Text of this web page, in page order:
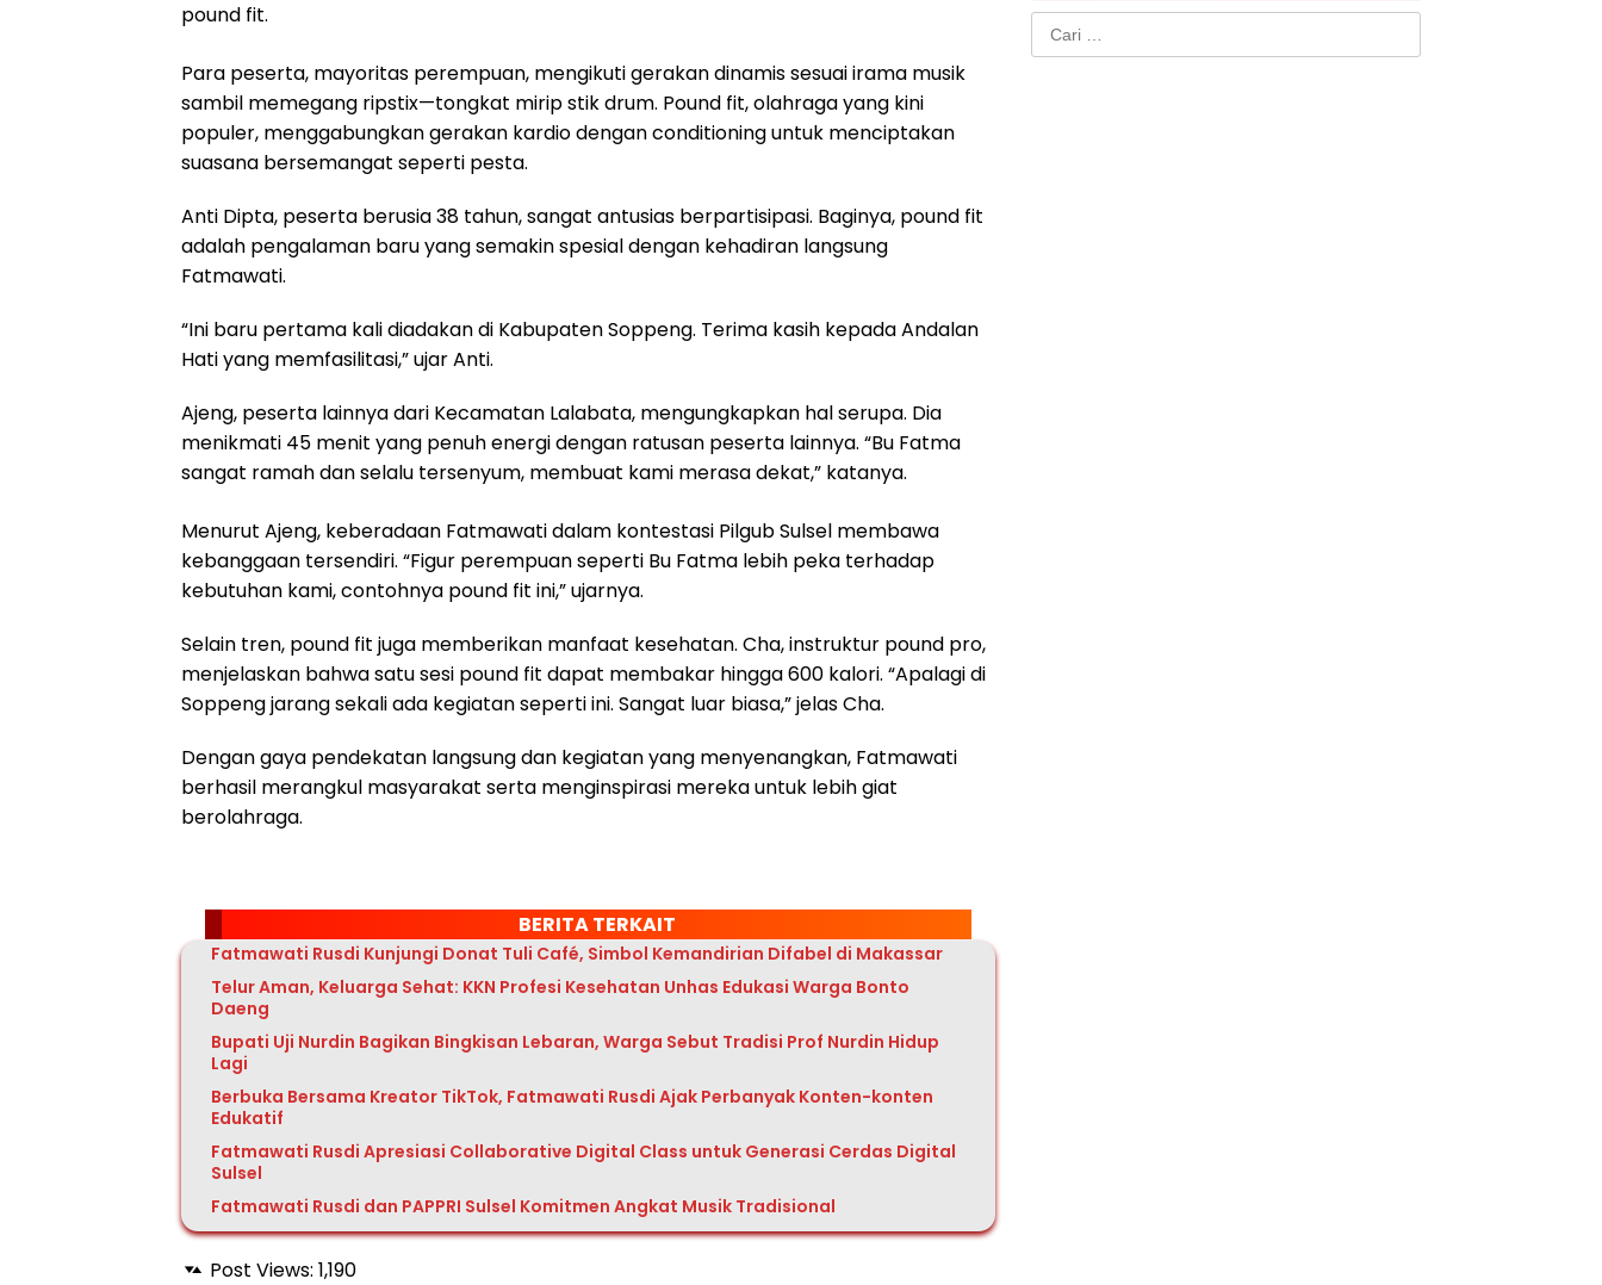
pound fit.
Para peserta, mayoritas perempuan, mengikuti gerakan dinamis sesuai irama musik
sambil memegang ripstix—tongkat mirip stik drum. Pound fit, olahraga yang kini
populer, menggabungkan gerakan kardio dengan conditioning untuk menciptakan
suasana bersemangat seperti pesta.
Anti Dipta, peserta berusia 38 tahun, sangat antusias berpartisipasi. Baginya, pound fit
adalah pengalaman baru yang semakin spesial dengan kehadiran langsung
Fatmawati.
“Ini baru pertama kali diadakan di Kabupaten Soppeng. Terima kasih kepada Andalan
Hati yang memfasilitasi,” ujar Anti.
Ajeng, peserta lainnya dari Kecamatan Lalabata, mengungkapkan hal serupa. Dia
menikmati 45 menit yang penuh energi dengan ratusan peserta lainnya. “Bu Fatma
sangat ramah dan selalu tersenyum, membuat kami merasa dekat,” katanya.
Menurut Ajeng, keberadaan Fatmawati dalam kontestasi Pilgub Sulsel membawa
kebanggaan tersendiri. “Figur perempuan seperti Bu Fatma lebih peka terhadap
kebutuhan kami, contohnya pound fit ini,” ujarnya.
Selain tren, pound fit juga memberikan manfaat kesehatan. Cha, instruktur pound pro,
menjelaskan bahwa satu sesi pound fit dapat membakar hingga 600 kalori. “Apalagi di
Soppeng jarang sekali ada kegiatan seperti ini. Sangat luar biasa,” jelas Cha.
Dengan gaya pendekatan langsung dan kegiatan yang menyenangkan, Fatmawati
berhasil merangkul masyarakat serta menginspirasi mereka untuk lebih giat
berolahraga.
BERITA TERKAIT
Fatmawati Rusdi Kunjungi Donat Tuli Café, Simbol Kemandirian Difabel di Makassar
Telur Aman, Keluarga Sehat: KKN Profesi Kesehatan Unhas Edukasi Warga Bonto
Daeng
Bupati Uji Nurdin Bagikan Bingkisan Lebaran, Warga Sebut Tradisi Prof Nurdin Hidup
Lagi
Berbuka Bersama Kreator TikTok, Fatmawati Rusdi Ajak Perbanyak Konten-konten
Edukatif
Fatmawati Rusdi Apresiasi Collaborative Digital Class untuk Generasi Cerdas Digital
Sulsel
Fatmawati Rusdi dan PAPPRI Sulsel Komitmen Angkat Musik Tradisional
Post Views: 1,190
Cari
untuk: